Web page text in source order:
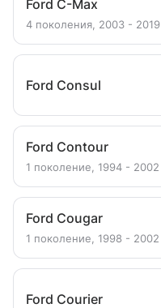
Ford C-Max
4 поколения, 2003 - 2019
Ford Consul
Ford Contour
1 поколение, 1994 - 2002
Ford Cougar
1 поколение, 1998 - 2002
Ford Courier